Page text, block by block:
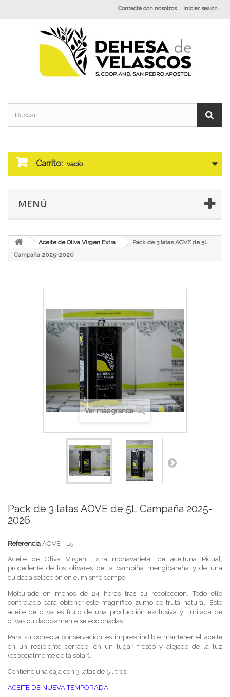
Iniciar sesión
Contacte con nosotros
Carrito: vacío
MENÚ
Aceite de Oliva Virgen Extra
Pack de 3 latas AOVE de 5L
Campaña 2025-2026
Ver más grande
Pack de 3 latas AOVE de 5L Campaña 2025-
2026
Referencia AOVE - L5
Aceite de Oliva Virgen Extra monavarietal de aceituna Picual,
procedente de los olivares de la campiña mengibareña y de una
cuidada selección en el mismo campo.
Molturado en menos de 24 horas tras su recolección. Todo ello
controlado para obtener este magnífico zumo de fruta natural. Este
aceite de oliva es fruto de una producción exclusiva y limitada de
olivas cuidadosamente seleccionadas.
Para su correcta conservación es imprescindible mantener el aceite
en un recipiente cerrado, en un lugar fresco y alejado de la luz
(especialmente de la solar).
Contiene una caja con 3 latas de 5 litros.
ACEITE DE NUEVA TEMPORADA